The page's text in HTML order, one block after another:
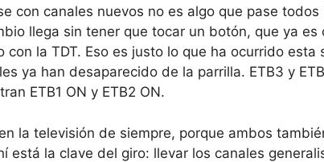
con canales nuevos no es algo que pase todos
llega sin tener que tocar un botón, que ya es
la TDT. Eso es justo lo que ha ocurrido esta
ya han desaparecido de la parrilla. ETB3 y
ETB1 ON y ETB2 ON.
la televisión de siempre, porque ambos
está la clave del giro: llevar los canales